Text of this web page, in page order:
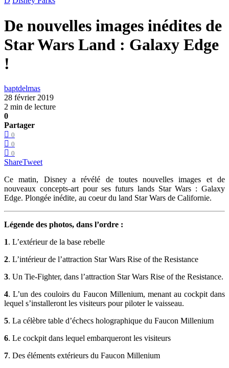
De nouvelles images inédites de
Star Wars Land : Galaxy Edge
!
baptdelmas
28 février 2019
2 min de lecture
0
Partager
0
0
0
ShareTweet
Ce matin, Disney a révélé de toutes nouvelles images et de
nouveaux concepts-art pour ses futurs lands Star Wars : Galaxy
Edge. Plongée inédite, au coeur du land Star Wars de Californie.
Légende des photos, dans l’ordre :
1. L’extérieur de la base rebelle
2. L’intérieur de l’attraction Star Wars Rise of the Resistance
3. Un Tie-Fighter, dans l’attraction Star Wars Rise of the Resistance.
4. L’un des couloirs du Faucon Millenium, menant au cockpit dans
lequel s’installeront les visiteurs pour piloter le vaisseau.
5. La célèbre table d’échecs holographique du Faucon Millenium
6. Le cockpit dans lequel embarqueront les visiteurs
7. Des éléments extérieurs du Faucon Millenium